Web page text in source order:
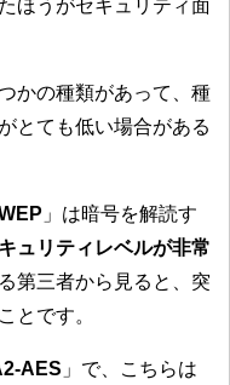
ほうがセキュリティ面
かの種類があって、種
とても低い場合がある
」は暗号を解読す
ュリティレベルが非常
第三者から見ると、突
とです。
AES 」で、こちらは